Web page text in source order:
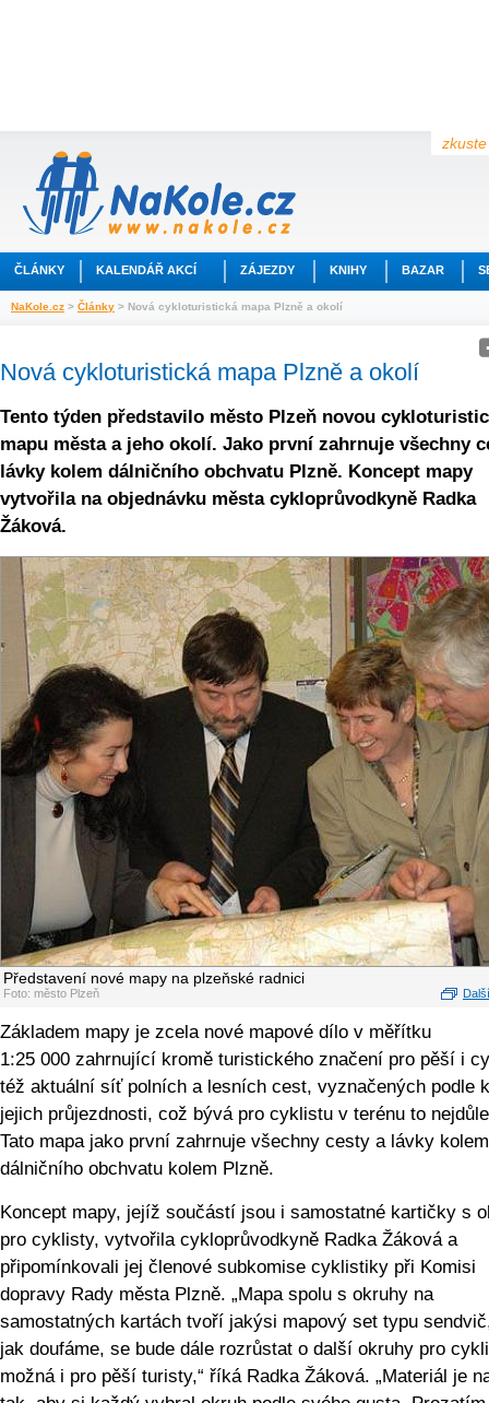
ČLÁNKY KALENDÁŘ AKCÍ ZÁJEZDY KNIHY BAZAR
NaKole.cz > Články > Nová cykloturistická mapa Plzně a okolí
Nová cykloturistická mapa Plzně a okolí
Tento týden představilo město Plzeň novou
mapu města a jeho okolí. Jako první zahrnuje všechny
lávky kolem dálničního obchvatu Plzně. Koncept mapy
vytvořila na objednávku města cykloprůvodkyně Radka
Žáková.
Představení nové mapy na plzeňské radnici
Foto: město Plzeň
Základem mapy je zcela nové mapové dílo v měřítku
1:25 000 zahrnující kromě turistického značení pro pěší i
též aktuální síť polních a lesních cest, vyznačených podle
jejich průjezdnosti, což bývá pro cyklistu v terénu to
Tato mapa jako první zahrnuje všechny cesty a lávky kolem
dálničního obchvatu kolem Plzně.
Koncept mapy, jejíž součástí jsou i samostatné kartičky s
pro cyklisty, vytvořila cykloprůvodkyně Radka Žáková a
připomínkovali jej členové subkomise cyklistiky při Komisi
dopravy Rady města Plzně. „Mapa spolu s okruhy na
samostatných kartách tvoří jakýsi mapový set typu
jak doufáme, se bude dále rozrůstat o další okruhy pro
možná i pro pěší turisty,“ říká Radka Žáková. „Materiál je